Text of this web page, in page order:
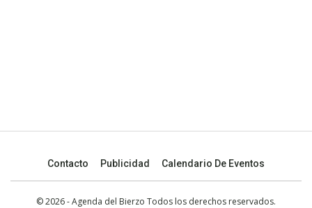
Contacto Publicidad Calendario De Eventos
© 2026 - Agenda del Bierzo Todos los derechos reservados.